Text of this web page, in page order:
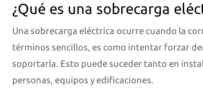
¿Qué es una sobrecarga
Una sobrecarga eléctrica ocurre cuando la
términos sencillos, es como intentar forzar
soportarla. Esto puede suceder tanto en
personas, equipos y edificaciones.